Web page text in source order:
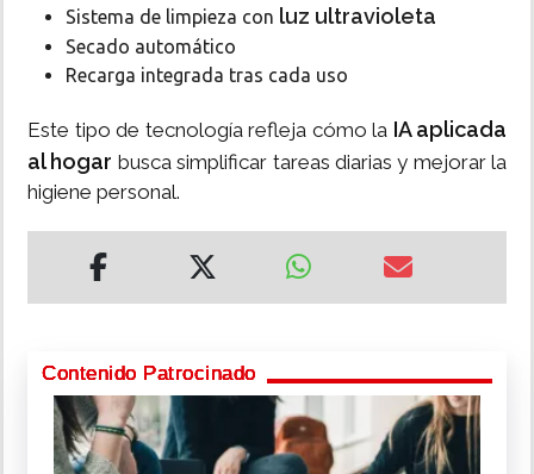
Sistema de limpieza con luz ultravioleta
Secado automático
Recarga integrada tras cada uso
Este tipo de tecnología refleja cómo la IA aplicada
al hogar busca simplificar tareas diarias y mejorar la
higiene personal.
Contenido Patrocinado